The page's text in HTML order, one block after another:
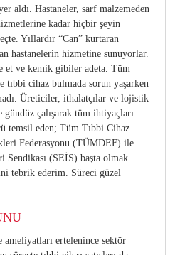
aldı. Hastaneler, sarf malzemeden
kadar hiçbir şeyin
Yıllardır “Can” kurtaran
hastanelerin hizmetine sunuyorlar.
et ve kemik gibiler adeta. Tüm
tıbbi cihaz bulmada sorun yaşarken
Üreticiler, ithalatçılar ve lojistik
çalışarak tüm ihtiyaçları
temsil eden; Tüm Tıbbi Cihaz
Federasyonu (TÜMDEF) ile
Sendikası (SEİS) başta olmak
tebrik ederim. Süreci güzel
ertelenince sektör